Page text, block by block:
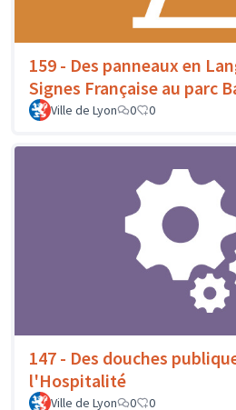
159 - Des panneaux en
Signes Française au parc
Ville de Lyon
0 0
147 - Des douches
l'Hospitalité
Ville de Lyon 0 0